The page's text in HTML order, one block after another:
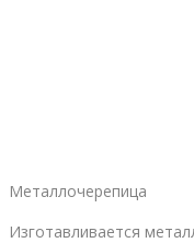
Металлочерепица
Изготавливается